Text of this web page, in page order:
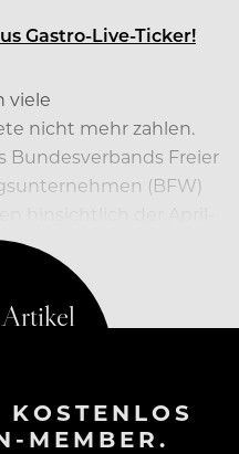
Gastro-Live-Ticker!
viele
nicht mehr zahlen.
Bundesverbands Freier
(BFW)
MEMBER.